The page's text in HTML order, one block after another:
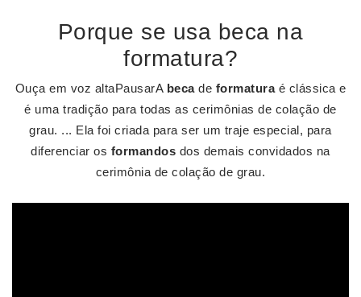
Porque se usa beca na
formatura?
Ouça em voz altaPausarA becade formaturaé clássica e
é uma tradição para todas as cerimônias de colação de
grau. ... Ela foi criada para ser um traje especial, para
diferenciar os formandos dos demais convidados na
cerimônia de colação de grau.